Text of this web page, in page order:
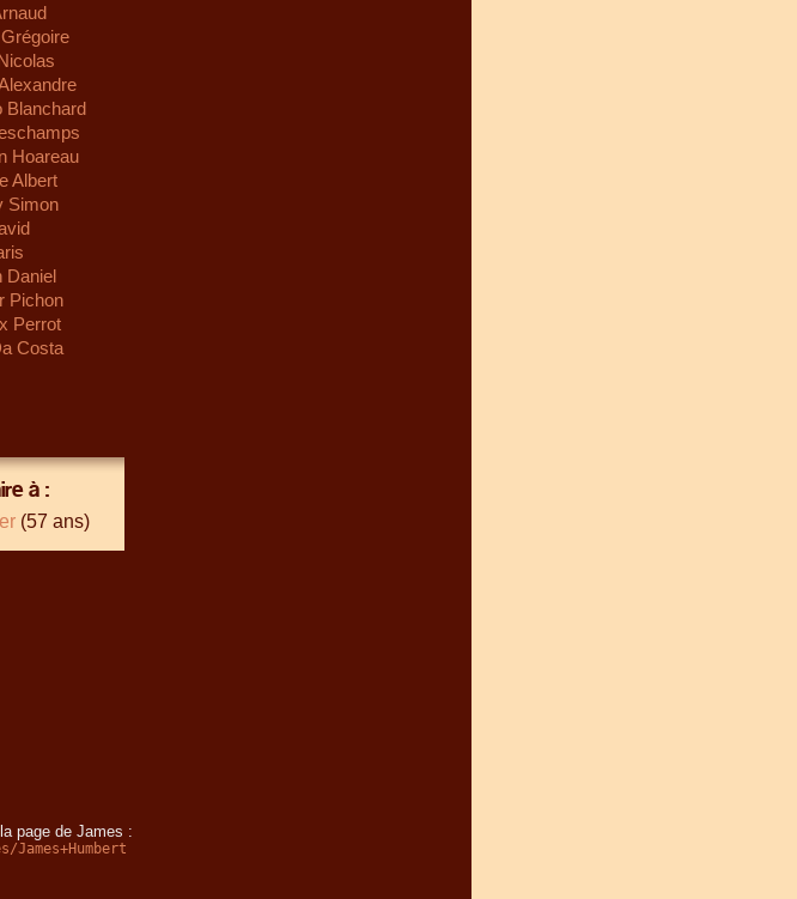
Blanchard
Hoareau
Albert
Simon
Daniel
Pichon
Perrot
Costa
à :
(57 ans)
page de James :